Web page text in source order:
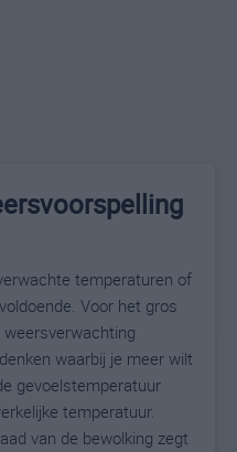
temperaturen of
Voor het gros
waarbij je meer wilt
gevoelstemperatuur
temperatuur.
van de bewolking zegt